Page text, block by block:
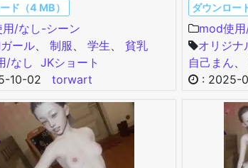
ド（4 MB）
/なし-シーン
ール、 制服 、 学生、 貧乳
/なし JKショート
10-02 torwart
ダウンロー
mod使
オリジナ
自己まん、
: 2025-